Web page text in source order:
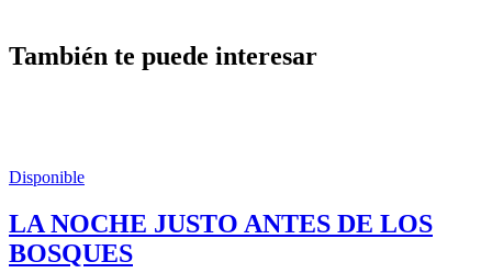
También te puede interesar
Disponible
LA NOCHE JUSTO ANTES DE LOS
BOSQUES